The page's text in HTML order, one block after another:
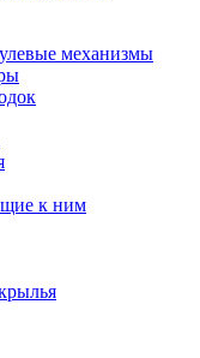
механизмы
к ним